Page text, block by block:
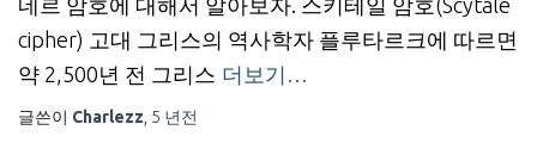
네르 암호에 대해서 알아보자. 스키테일 암호(Scytale
cipher) 고대 그리스의 역사학자 플루타르크에 따르면
약 2,500년 전 그리스 더보기…
글쓴이 Charlezz 5 년전